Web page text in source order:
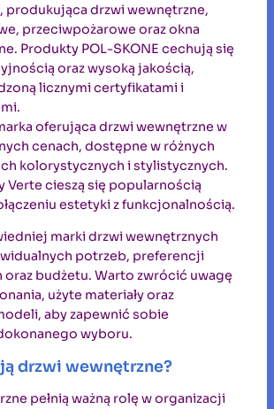
produkująca drzwi wewnętrzne,
przeciwpożarowe oraz okna
Produkty POL-SKONE cechują się
oraz wysoką jakością,
licznymi certyfikatami i
oferująca drzwi wewnętrzne w
cenach, dostępne w różnych
kolorystycznych i stylistycznych.
Verte cieszą się popularnością
estetyki z funkcjonalnością.
marki drzwi wewnętrznych
potrzeb, preferencji
budżetu. Warto zwrócić uwagę
użyte materiały oraz
aby zapewnić sobie
wyboru.
drzwi wewnętrzne?
pełnią ważną rolę w organizacji